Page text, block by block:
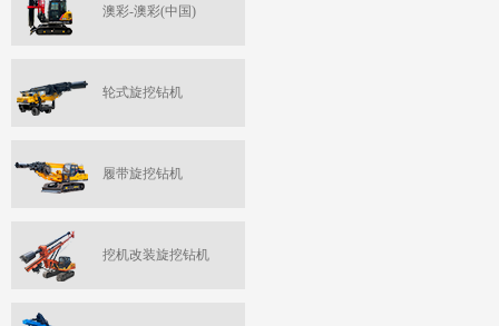
澳彩-澳彩(中国)
轮式旋挖钻机
履带旋挖钻机
挖机改装旋挖钻机